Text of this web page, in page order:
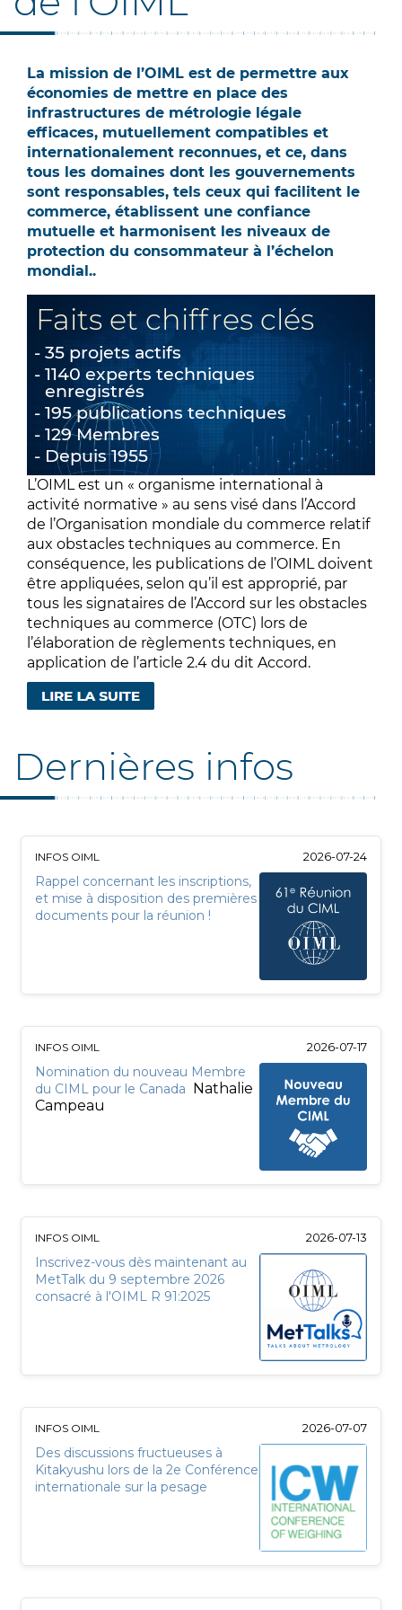
La mission de l’OIML est de permettre aux
économies de mettre en place des
infrastructures de métrologie légale
efficaces, mutuellement compatibles et
internationalement reconnues, et ce, dans
tous les domaines dont les gouvernements
sont responsables, tels ceux qui facilitent le
commerce, établissent une confiance
mutuelle et harmonisent les niveaux de
protection du consommateur à l’échelon
mondial..
Faits et chiffres clés
35 projets actifs
1140 experts techniques
enregistrés
195 publications techniques
129 Membres
Depuis 1955
L’OIML est un « organisme international à
activité normative » au sens visé dans l’Accord
de l’Organisation mondiale du commerce relatif
aux obstacles techniques au commerce. En
conséquence, les publications de l’OIML doivent
être appliquées, selon qu’il est approprié, par
tous les signataires de l’Accord sur les obstacles
techniques au commerce (OTC) lors de
l’élaboration de règlements techniques, en
application de l’article 2.4 du dit Accord.
Dernières infos